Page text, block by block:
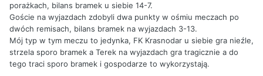
porażkach, bilans bramek u siebie 14-7.
Goście na wyjazdach zdobyli dwa punkty w ośmiu meczach po
dwóch remisach, bilans bramek na wyjazdach 3-13.
Mój typ w tym meczu to jedynka, FK Krasnodar u siebie gra nieźle,
strzela sporo bramek a Terek na wyjazdach gra tragicznie a do
tego traci sporo bramek i gospodarze to wykorzystają.